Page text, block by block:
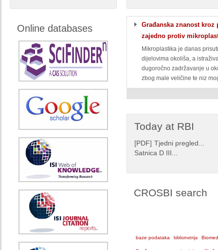
Online databases
Građanska znanost kroz
zajedno protiv
Mikroplastika je danas
dijelovima okoliša, a
dugoročno zadržavanje u
zbog male veličine te niz
Today at RBI
[PDF] Tjedni pregled...
Satnica D III...
CROSBI search
baze podataka bibliometrija